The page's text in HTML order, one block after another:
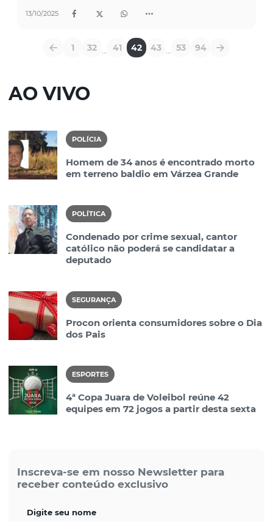
13/10/2025
1 32 ... 41 42 43 ... 53 94
AO VIVO
POLÍCIA
Homem de 34 anos é encontrado morto
em terreno baldio em Várzea Grande
POLÍTICA
Condenado por crime sexual, cantor
católico não poderá se candidatar a
deputado
SEGURANÇA
Procon orienta consumidores sobre o Dia
dos Pais
ESPORTES
4ª Copa Juara de Voleibol reúne 42
equipes em 72 jogos a partir desta sexta
Inscreva-se em nosso Newsletter para
receber conteúdo exclusivo
Digite seu nome